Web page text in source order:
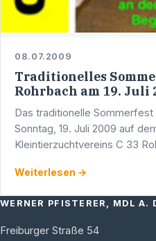
08.07.2009
Traditionelles
Rohrbach am 19. Juli
Das traditionelle
Sonntag, 19. Juli 2009 auf
Kleintierzuchtvereins C 33
Landtagsabgeordneten und …
Weiterlesen →
WERNER PFISTERER, MDL A.
Freiburger Straße 54